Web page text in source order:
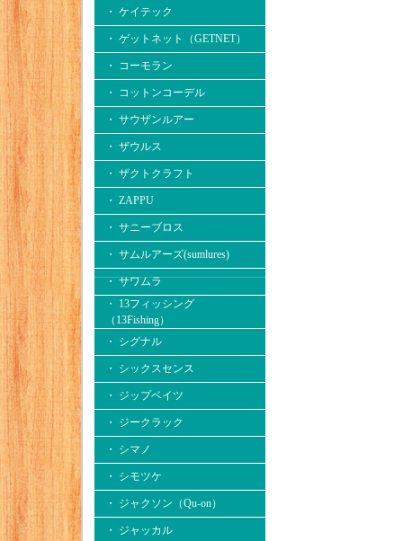
・ ケイテック
・ ゲットネット（GETNET）
・ コーモラン
・ コットンコーデル
・ サウザンルアー
・ ザウルス
・ ザクトクラフト
・ ZAPPU
・ サニーブロス
・ サムルアーズ(sumlures)
・ サワムラ
・ 13フィッシング
（13Fishing）
・ シグナル
・ シックスセンス
・ ジップベイツ
・ ジークラック
・ シマノ
・ シモツケ
・ ジャクソン（Qu-on）
・ ジャッカル